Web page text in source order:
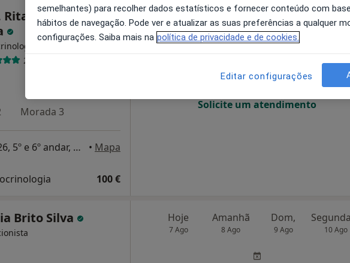
Rita Bettencourt
2 opiniões
Morada 3
Rua de Júlio Dinis nº 826, 5º e 6º andar, Porto • Mapa
100 €
Hoje
7 Ago
Amanhã
8 Ago
Dom,
9 Ago 10 Ago
O agendamento online não está
disponível
Solicite um atendimento
Brito Silva Hoje
7 Ago
Amanhã
8 Ago
Dom,
9 Ago 10 Ago
semelhantes) para recolher dados estatísticos e fornecer conteúdo com
hábitos de navegação. Pode ver e atualizar as suas preferências a qualquer
configurações. Saiba mais na política de privacidade e de cookies.
Editar configurações